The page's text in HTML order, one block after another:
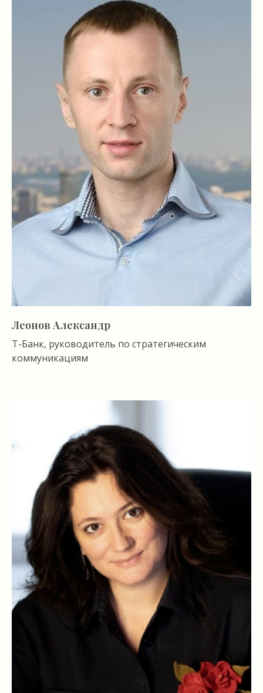
Леонов Александр
Т-Банк, руководитель по стратегическим
коммуникациям